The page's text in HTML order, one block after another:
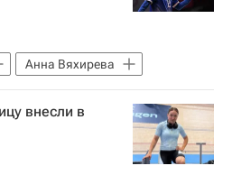
Анна Вяхирева
внесли в